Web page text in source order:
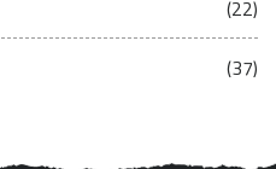
(22)
(37)